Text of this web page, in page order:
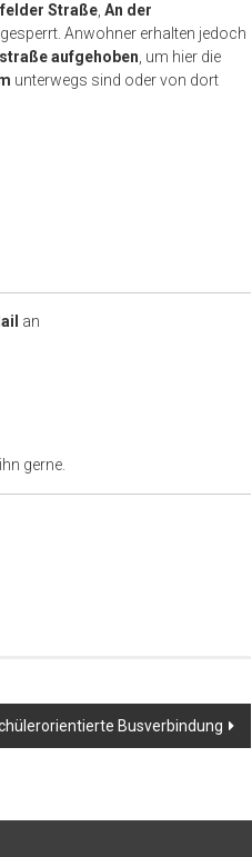
Straße, An der
Anwohner erhalten jedoch
aufgehoben, um hier die
unterwegs sind oder von dort
an
gerne.
Busverbindung